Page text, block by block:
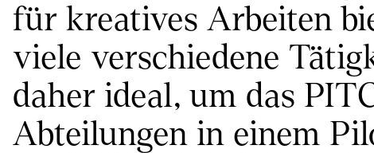
für kreatives Arbeiten
viele verschiedene
daher ideal, um das
Abteilungen in einem